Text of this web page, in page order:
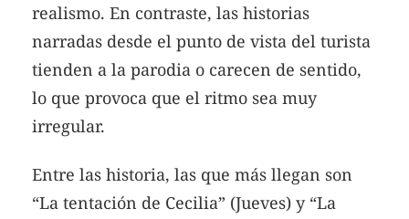
realismo. En contraste, las historias
narradas desde el punto de vista del turista
tienden a la parodia o carecen de sentido,
lo que provoca que el ritmo sea muy
irregular.
Entre las historia, las que más llegan son
“La tentación de Cecilia” (Jueves) y “La